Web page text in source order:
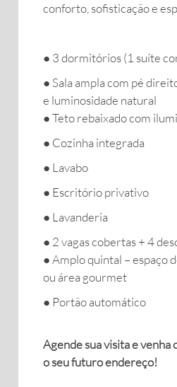
conforto, sofisticação e
● 3 dormitórios (1 suíte
● Sala ampla com pé
e luminosidade natural
● Teto rebaixado com
● Cozinha integrada
● Lavabo
● Escritório privativo
● Lavanderia
● 2 vagas cobertas + 4
● Amplo quintal – espaço
ou área gourmet
● Portão automático
Agende sua visita e
o seu futuro endereço!